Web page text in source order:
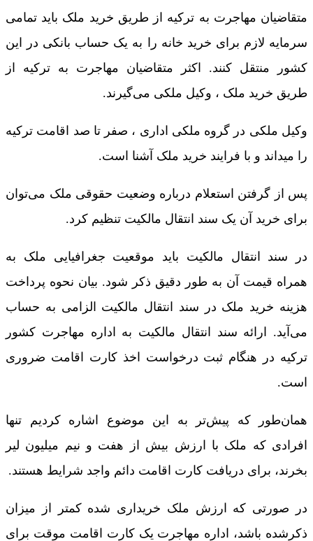
متقاضیان مهاجرت به ترکیه از طریق خرید ملک باید تمامی
سرمایه لازم برای خرید خانه را به یک حساب بانکی در این
کشور منتقل کنند. اکثر متقاضیان مهاجرت به ترکیه از
طریق خرید ملک ، وکیل ملکی می‌گیرند.
وکیل ملکی در گروه ملکی اداری ، صفر تا صد اقامت ترکیه
را میداند و با فرایند خرید ملک آشنا است.
پس از گرفتن استعلام درباره وضعیت حقوقی ملک می‌توان
برای خرید آن یک سند انتقال مالکیت تنظیم کرد.
در سند انتقال مالکیت باید موقعیت جغرافیایی ملک به
همراه قیمت آن به طور دقیق ذکر شود. بیان نحوه پرداخت
هزینه خرید ملک در سند انتقال مالکیت الزامی به ­حساب
می‌آید. ارائه سند انتقال مالکیت به اداره مهاجرت کشور
ترکیه در هنگام ثبت درخواست اخذ کارت اقامت ضروری
است.
همان‌طور که پیش‌تر به این موضوع اشاره کردیم تنها
افرادی که ملک با ارزش بیش از هفت و نیم میلیون لیر
بخرند، برای دریافت کارت اقامت دائم واجد شرایط هستند.
در صورتی که ارزش ملک خریداری شده کمتر از میزان
ذکرشده باشد، اداره مهاجرت یک کارت اقامت موقت برای